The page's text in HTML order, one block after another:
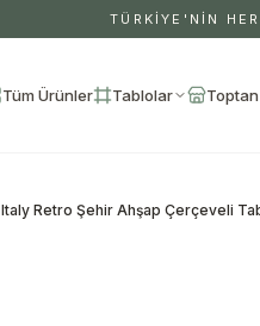
TÜRKİYE'NİN
Tüm Ürünler Tablolar Toptan
Italy Retro Şehir Ahşap Çerçeveli